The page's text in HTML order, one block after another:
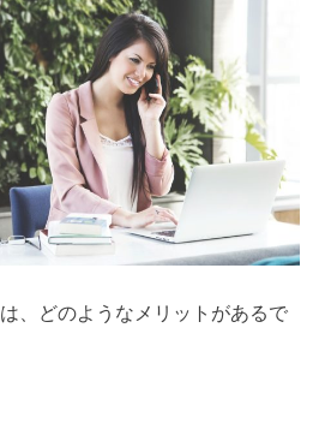
、どのようなメリットがあるで